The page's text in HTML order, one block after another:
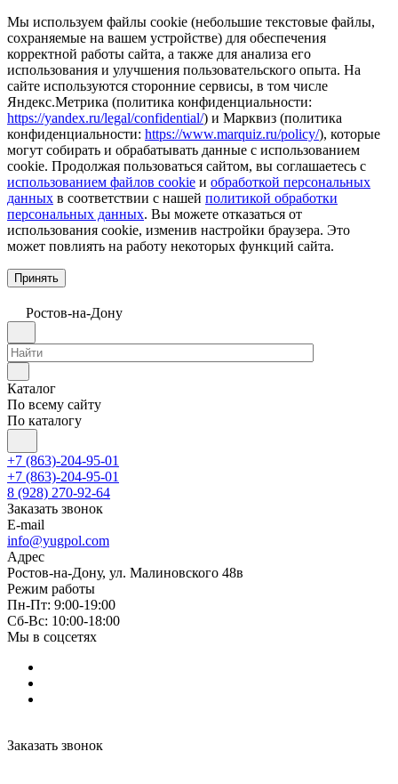
Мы используем файлы cookie (небольшие текстовые файлы,
сохраняемые на вашем устройстве) для обеспечения
корректной работы сайта, а также для анализа его
использования и улучшения пользовательского опыта. На
сайте используются сторонние сервисы, в том числе
Яндекс.Метрика (политика конфиденциальности:
https://yandex.ru/legal/confidential/) и Марквиз (политика
конфиденциальности: https://www.marquiz.ru/policy/), которые
могут собирать и обрабатывать данные с использованием
cookie. Продолжая пользоваться сайтом, вы соглашаетесь с
использованием файлов cookie и обработкой персональных
данных в соответствии с нашей политикой обработки
персональных данных. Вы можете отказаться от
использования cookie, изменив настройки браузера. Это
может повлиять на работу некоторых функций сайта.
Принять
Ростов-на-Дону
Каталог
По всему сайту
По каталогу
+7 (863)-204-95-01
+7 (863)-204-95-01
8 (928) 270-92-64
Заказать звонок
E-mail
info@yugpol.com
Адрес
Ростов-на-Дону, ул. Малиновского 48в
Режим работы
Пн-Пт: 9:00-19:00
Cб-Вс: 10:00-18:00
Мы в соцсетях
Заказать звонок